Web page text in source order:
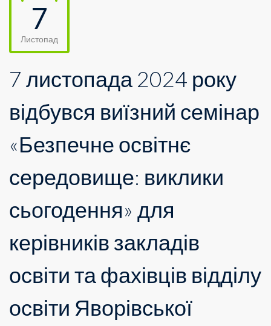
7
Листопад
7 листопада 2024 року
відбувся виїзний семінар
«Безпечне освітнє
середовище: виклики
сьогодення» для
керівників закладів
освіти та фахівців відділу
освіти Яворівської